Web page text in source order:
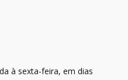
à sexta-feira, em dias